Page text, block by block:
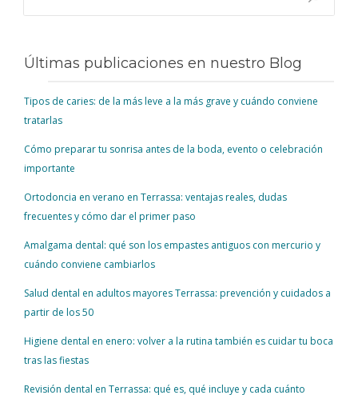
Últimas publicaciones en nuestro Blog
Tipos de caries: de la más leve a la más grave y cuándo conviene
tratarlas
Cómo preparar tu sonrisa antes de la boda, evento o celebración
importante
Ortodoncia en verano en Terrassa: ventajas reales, dudas
frecuentes y cómo dar el primer paso
Amalgama dental: qué son los empastes antiguos con mercurio y
cuándo conviene cambiarlos
Salud dental en adultos mayores Terrassa: prevención y cuidados a
partir de los 50
Higiene dental en enero: volver a la rutina también es cuidar tu boca
tras las fiestas
Revisión dental en Terrassa: qué es, qué incluye y cada cuánto